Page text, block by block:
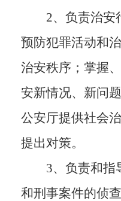
2、负责治安行
预防犯罪活动和
治安秩序；掌握
安新情况、新问
公安厅提供社会
提出对策。
3、负责和指
和刑事案件的侦